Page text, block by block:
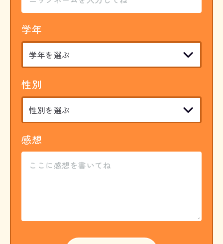
学年
性別
感想